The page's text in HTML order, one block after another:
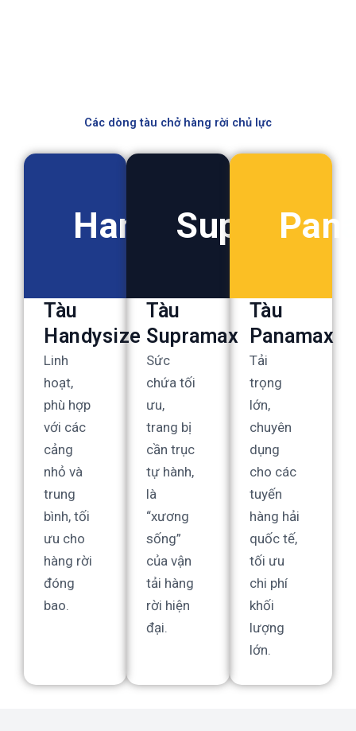
Các dòng tàu chở hàng rời chủ lực
Handysize
Tàu
Handysize
Linh
hoạt,
phù hợp
với các
cảng
nhỏ và
trung
bình, tối
ưu cho
hàng rời
đóng
bao.
Supramax
Tàu
Supramax
Sức
chứa tối
ưu,
trang bị
cần trục
tự hành,
là
“xương
sống”
của vận
tải hàng
rời hiện
đại.
Tàu
Panamax
Tải
trọng
lớn,
chuyên
dụng
cho các
tuyến
hàng hải
quốc tế,
tối ưu
chi phí
khối
lượng
lớn.